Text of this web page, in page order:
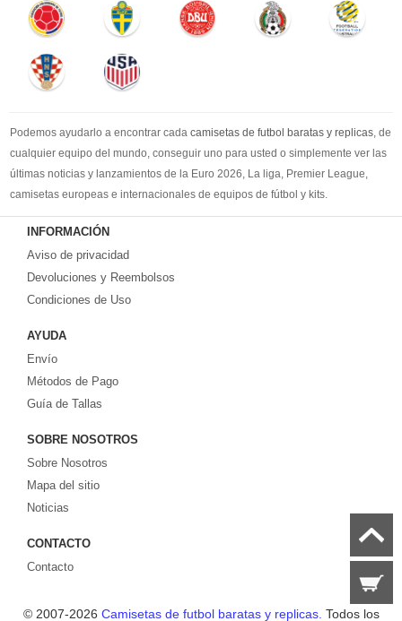
Podemos ayudarlo a encontrar cada camisetas de futbol baratas y replicas, de
cualquier equipo del mundo, conseguir uno para usted o simplemente ver las
últimas noticias y lanzamientos de la Euro 2026, La liga, Premier League,
camisetas europeas e internacionales de equipos de fútbol y kits.
Comprecamisetas de futbol baratasen la tienda deportiva más grande de
Europa. ¡Grandes ofertas en todas las camisetas del club de fútbol, ​​kits
europeos e internacionales, todo a los precios más bajos!
Compre nuestra gran selección de
equipaciones, camisetas y un portero a partir de €17.6. Diseños de fútbol
INFORMACIÓN
Aviso de privacidad
Devoluciones y Reembolsos
Condiciones de Uso
AYUDA
Envío
Métodos de Pago
Guía de Tallas
SOBRE NOSOTROS
Sobre Nosotros
Mapa del sitio
Noticias
CONTACTO
Contacto
© 2007-2026 Camisetas de futbol baratas y replicas. Todos los